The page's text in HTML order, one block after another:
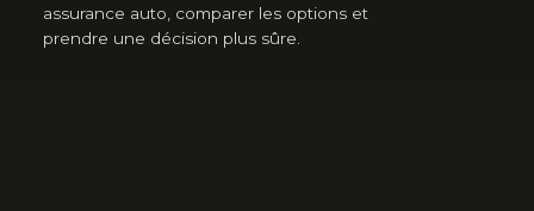
assurance auto, comparer les options et
prendre une décision plus sûre.